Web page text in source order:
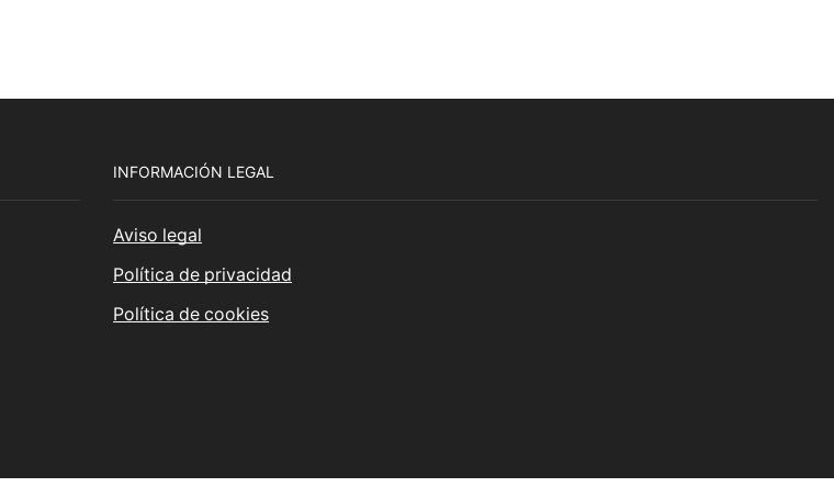
INFORMACIÓN LEGAL
Aviso legal
Política de privacidad
Política de cookies